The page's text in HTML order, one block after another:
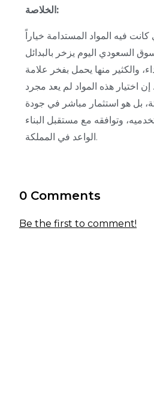
الخلاصة:
فيه المواد المستدامة خياراً
السعودي اليوم يزخر بالبدائل
والكثير منها يحمل بفخر علامة
اختيار هذه المواد لم يعد مجرد
بل هو استثمار مباشر في جودة
وتوافقه مع مستقبل البناء
الواعد في المملكة.
0 Comments
Be the first to comment!